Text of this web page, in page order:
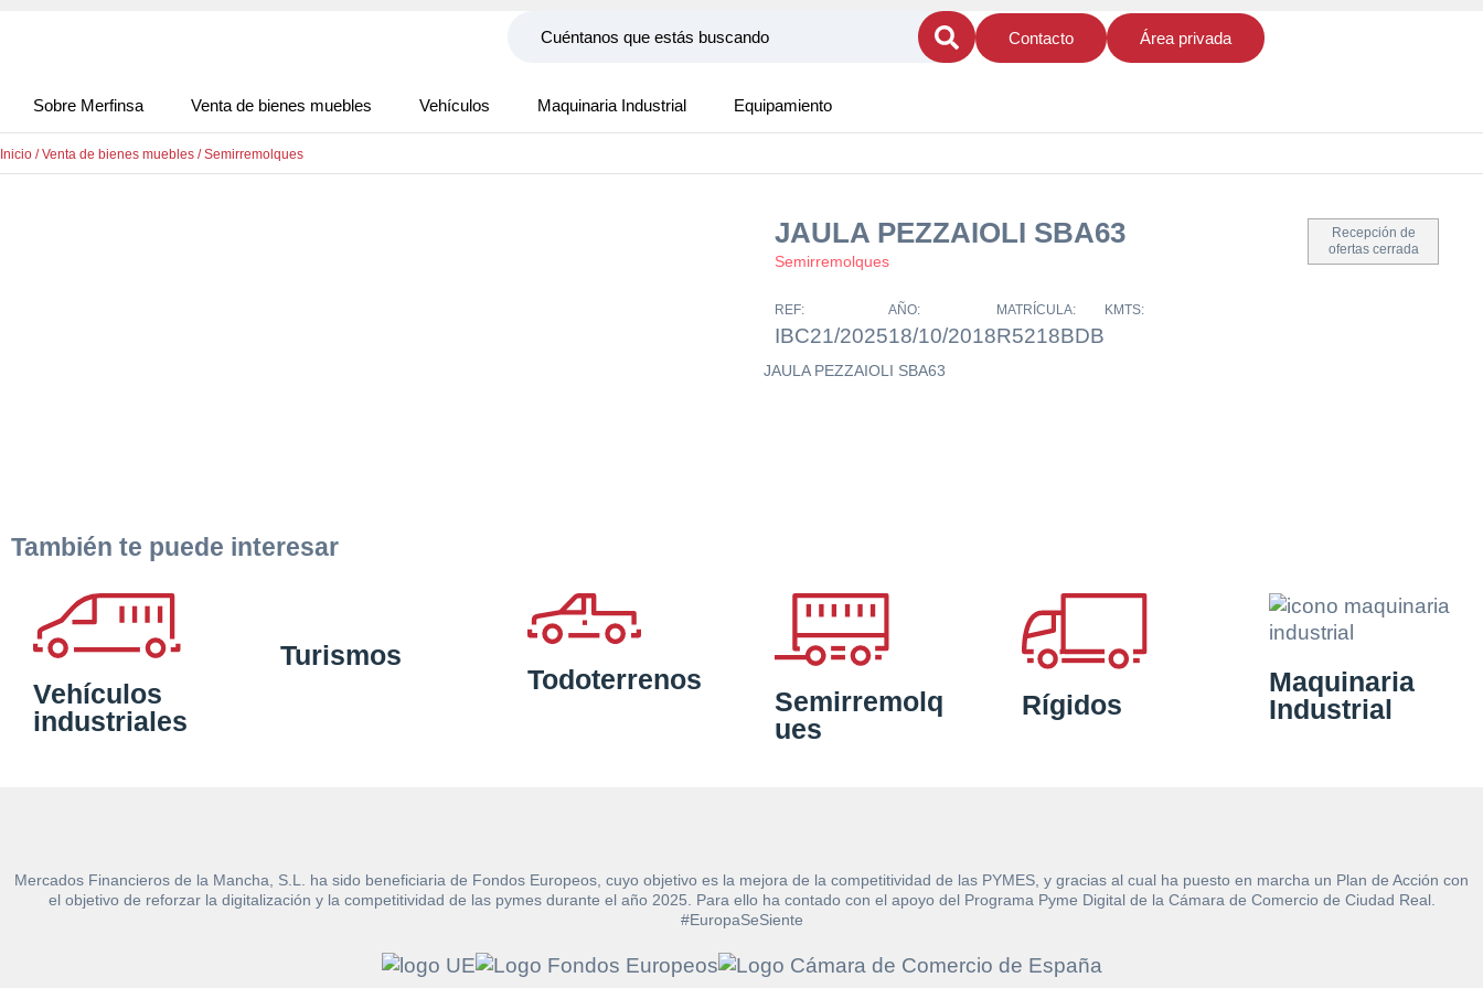
Contacto Área privada
Sobre Merfinsa Venta de bienes muebles Vehículos Maquinaria Industrial Equipamiento
Inicio /Venta de bienes muebles /Semirremolques
JAULA PEZZAIOLI SBA63
Semirremolques
Recepción de
ofertas cerrada
REF:
IBC21/2025
AÑO:
18/10/2018
MATRÍCULA:
R5218BDB
KMTS:
JAULA PEZZAIOLI SBA63
También te puede interesar
Vehículos
industriales
Turismos
Todoterrenos
Semirremolq
ues
Rígidos
Maquinaria
Industrial
Mercados Financieros de la Mancha, S.L. ha sido beneficiaria de Fondos Europeos, cuyo objetivo es la mejora de la competitividad de las PYMES, y gracias al cual ha puesto en marcha un Plan de Acción con
el objetivo de reforzar la digitalización y la competitividad de las pymes durante el año 2025. Para ello ha contado con el apoyo del Programa Pyme Digital de la Cámara de Comercio de Ciudad Real.
#EuropaSeSiente